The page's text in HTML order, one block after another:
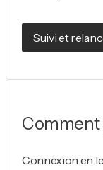
Suivi et
Comment
Connexion en